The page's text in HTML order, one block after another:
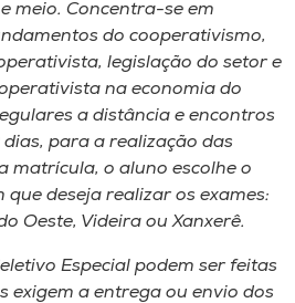
meio. Concentra-se em
do cooperativismo,
legislação do setor e
na economia do
a distância e encontros
para a realização das
matrícula, o aluno escolhe o
que deseja realizar os exames:
Oeste, Videira ou Xanxerê.
Especial podem ser feitas
exigem a entrega ou envio dos